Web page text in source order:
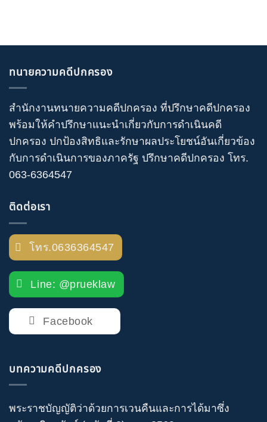
ทนายความคดีปกครอง
สำนักงานทนายความคดีปกครอง ที่ปรึกษาคดีปกครอง
พร้อมให้คำปรึกษาแนะนำเกี่ยวกับการดำเนินคดี
ปกครอง ปกป้องสิทธิและรักษาผลประโยชน์อันเกี่ยวข้อง
กับการดำเนินการของภาครัฐ ปรึกษาคดีปกครอง โทร.
063-6364547
ติดต่อเรา
โทร.0636364547
Line: @prueklaw
Facebook
บทความคดีปกครอง
พระราชบัญญัติว่าด้วยการเวนคืนและการได้มาซึ่ง